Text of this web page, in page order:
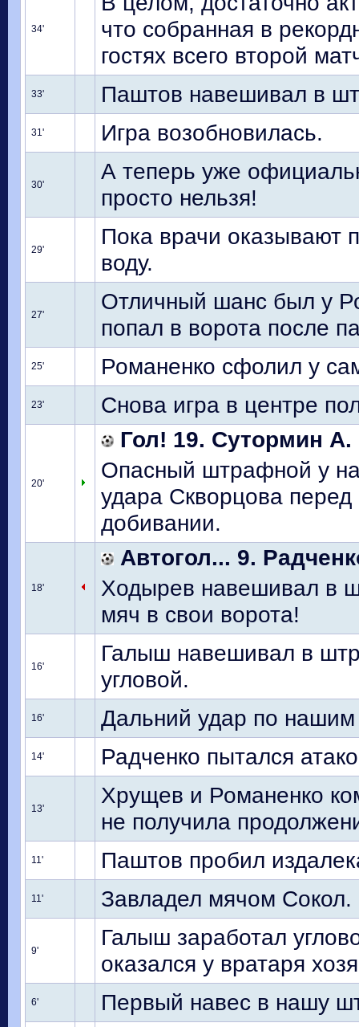
34'
что собранная в
гостях всего второй
33' Паштов навешивал в
31' Игра возобновилась.
30'
А теперь уже
просто нельзя!
29'
Пока врачи оказывают
воду.
27'
Отличный шанс был у
попал в ворота после
25' Романенко сфолил у
23' Снова игра в центре
20'
Гол! 19. Сутормин А.
Опасный штрафной у
удара Скворцова
добивании.
18'
Автогол... 9.
Ходырев навешивал в
мяч в свои ворота!
16'
Галыш навешивал в
угловой.
16' Дальний удар по нашим
14' Радченко пытался
13'
Хрущев и Романенко
не получила
11' Паштов пробил
11' Завладел мячом Сокол.
9'
Галыш заработал
оказался у вратаря
6' Первый навес в нашу